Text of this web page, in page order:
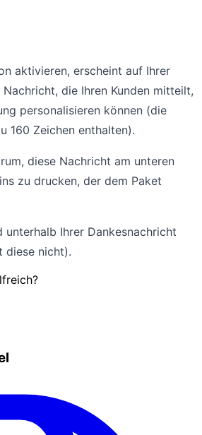
aktivieren, erscheint auf Ihrer
die Ihren Kunden mitteilt,
personalisieren können (die
160 Zeichen enthalten).
diese Nachricht am unteren
zu drucken, der dem Paket
unterhalb Ihrer Dankesnachricht
diese nicht).